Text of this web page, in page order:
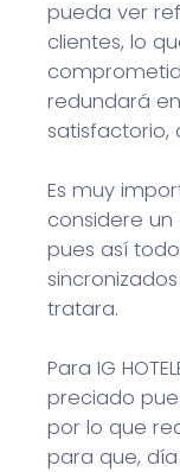
pueda ver
clientes, lo
redundará
satisfactorio,
Es muy
considere
pues así
tratara.
Para IG
preciado
por lo que
para que,